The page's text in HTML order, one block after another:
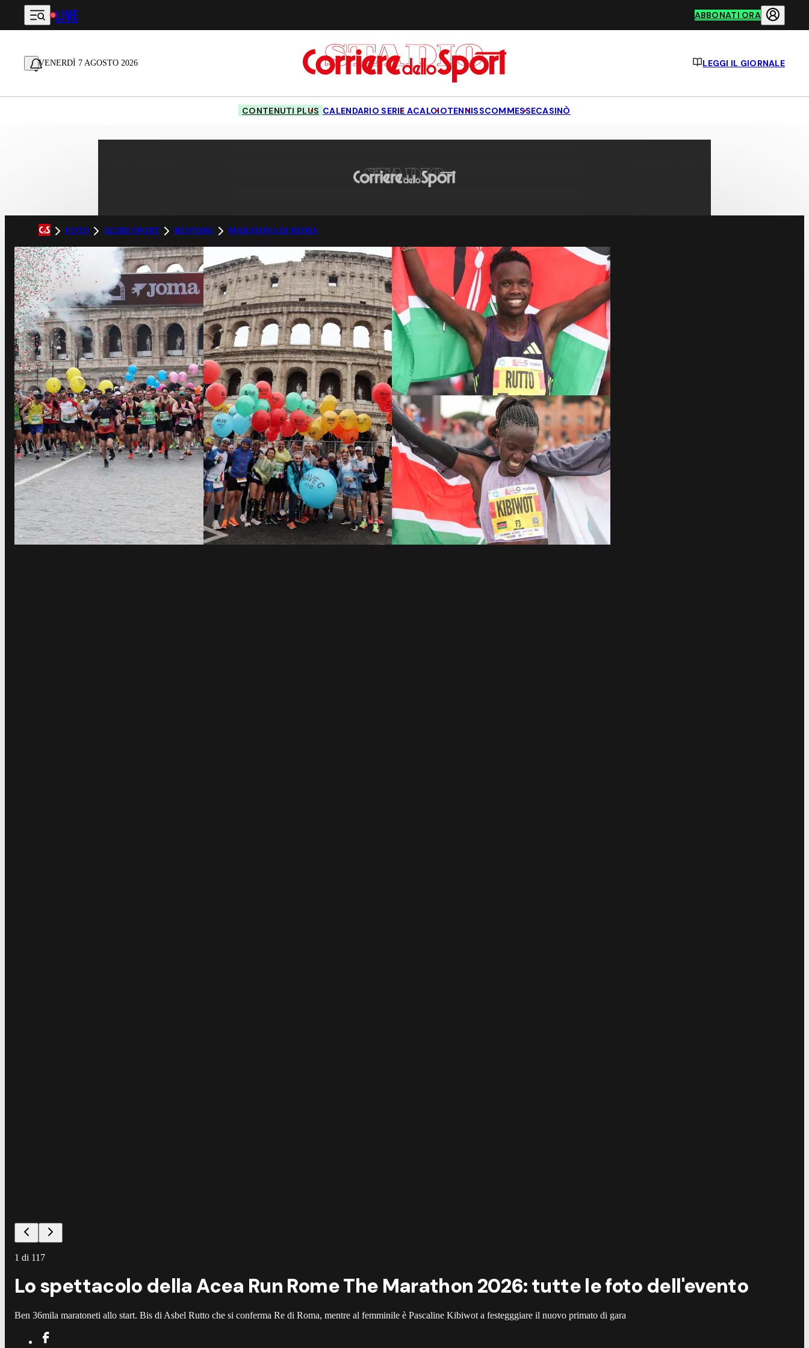
Vai al contenuto principale
LIVE ABBONATI ORA
VENERDÌ 7 AGOSTO 2026 LEGGI IL GIORNALE
CONTENUTI PLUS CALENDARIO SERIE ACALCIOTENNISSCOMMESSECASINÒ
FOTO ALTRI SPORT RUNNING MARATONA DI ROMA
1 di 117
Lo spettacolo della Acea Run Rome The Marathon 2026: tutte le foto dell'evento
Ben 36mila maratoneti allo start. Bis di Asbel Rutto che si conferma Re di Roma, mentre al femminile è Pascaline Kibiwot a festegggiare il nuovo primato di gara